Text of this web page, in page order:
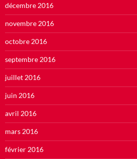
décembre 2016
novembre 2016
octobre 2016
septembre 2016
juillet 2016
juin 2016
avril 2016
mars 2016
février 2016